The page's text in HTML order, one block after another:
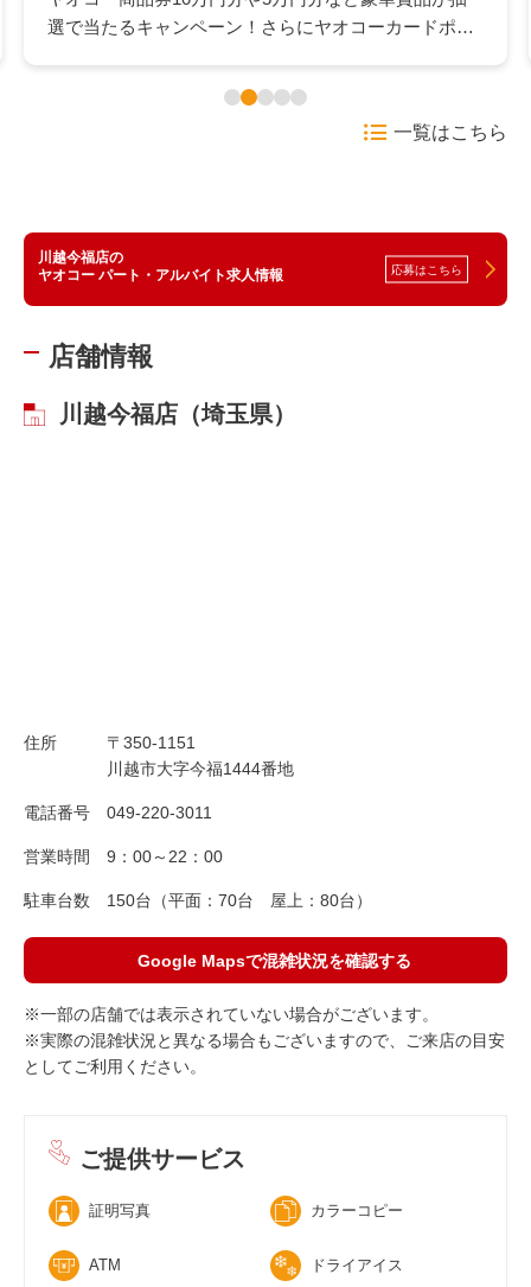
選で当たるキャンペーン！さらにヤオコーカードポイ
一覧はこちら
川越今福店の
ヤオコー パート・アルバイト求人情報
応募はこちら
店舗情報
川越今福店（埼玉県）
住所
〒350-1151
川越市大字今福1444番地
電話番号 049-220-3011
営業時間 9：00～22：00
駐車台数 150台（平面：70台 屋上：80台）
Google Mapsで混雑状況を確認する
※一部の店舗では表示されていない場合がございます。
※実際の混雑状況と異なる場合もございますので、ご来店の目安
としてご利用ください。
ご提供サービス
証明写真 カラーコピー
ATM ドライアイス